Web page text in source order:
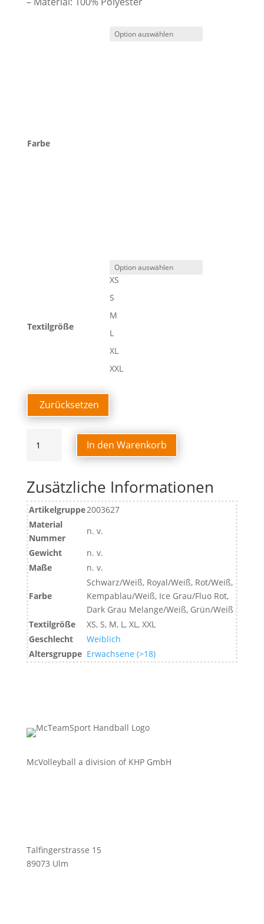
Farbe
Textilgröße
XS
S
M
L
XL
XXL
Zurücksetzen
KAPUZENJACKE
In den Warenkorb
Zusätzliche Informationen
Artikelgruppe2003627
Material
Nummer
n. v.
Gewicht
n. v.
Maße
n. v.
Farbe
Schwarz/Weiß, Royal/Weiß, Rot/Weiß,
Kempablau/Weiß, Ice Grau/Fluo Rot,
Dark Grau Melange/Weiß, Grün/Weiß
Textilgröße
XS, S, M, L, XL, XXL
Geschlecht
Weiblich
Altersgruppe Erwachsene (>18)
McVolleyball a division of KHP GmbH
Talfingerstrasse 15
89073 Ulm